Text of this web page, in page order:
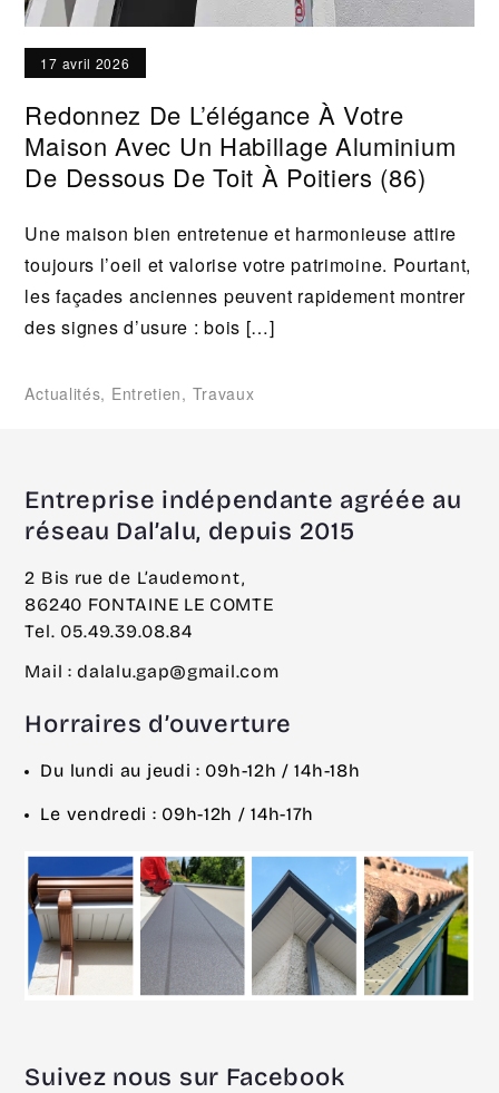
17 avril 2026
Redonnez De L’élégance À Votre
Maison Avec Un Habillage Aluminium
De Dessous De Toit À Poitiers (86)
Une maison bien entretenue et harmonieuse attire
toujours l’oeil et valorise votre patrimoine. Pourtant,
les façades anciennes peuvent rapidement montrer
des signes d’usure : bois […]
Actualités, Entretien, Travaux
Entreprise indépendante agréée au
réseau Dal’alu, depuis 2015
2 Bis rue de L’audemont,
86240 FONTAINE LE COMTE
Tel. 05.49.39.08.84
Mail : dalalu.gap@gmail.com
Horraires d’ouverture
Du lundi au jeudi : 09h-12h / 14h-18h
Le vendredi : 09h-12h / 14h-17h
Suivez nous sur Facebook